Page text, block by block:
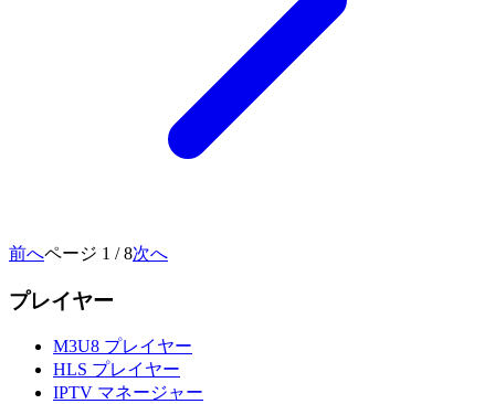
前へページ 1 / 8次へ
プレイヤー
M3U8 プレイヤー
HLS プレイヤー
IPTV マネージャー